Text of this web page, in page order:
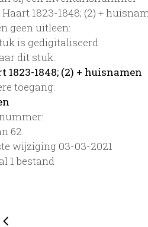
Haart 1823-1848; (2) +
geen uitleen:
is gedigitaliseerd
dit stuk:
1823-1848; (2) + huisnamen
toegang:
62
wijziging 03-03-2021
1 bestand